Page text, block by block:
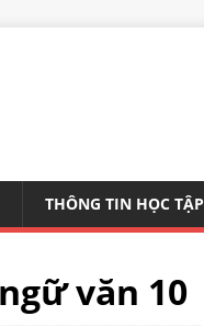
THÔNG TIN HỌC TẬP
văn 10